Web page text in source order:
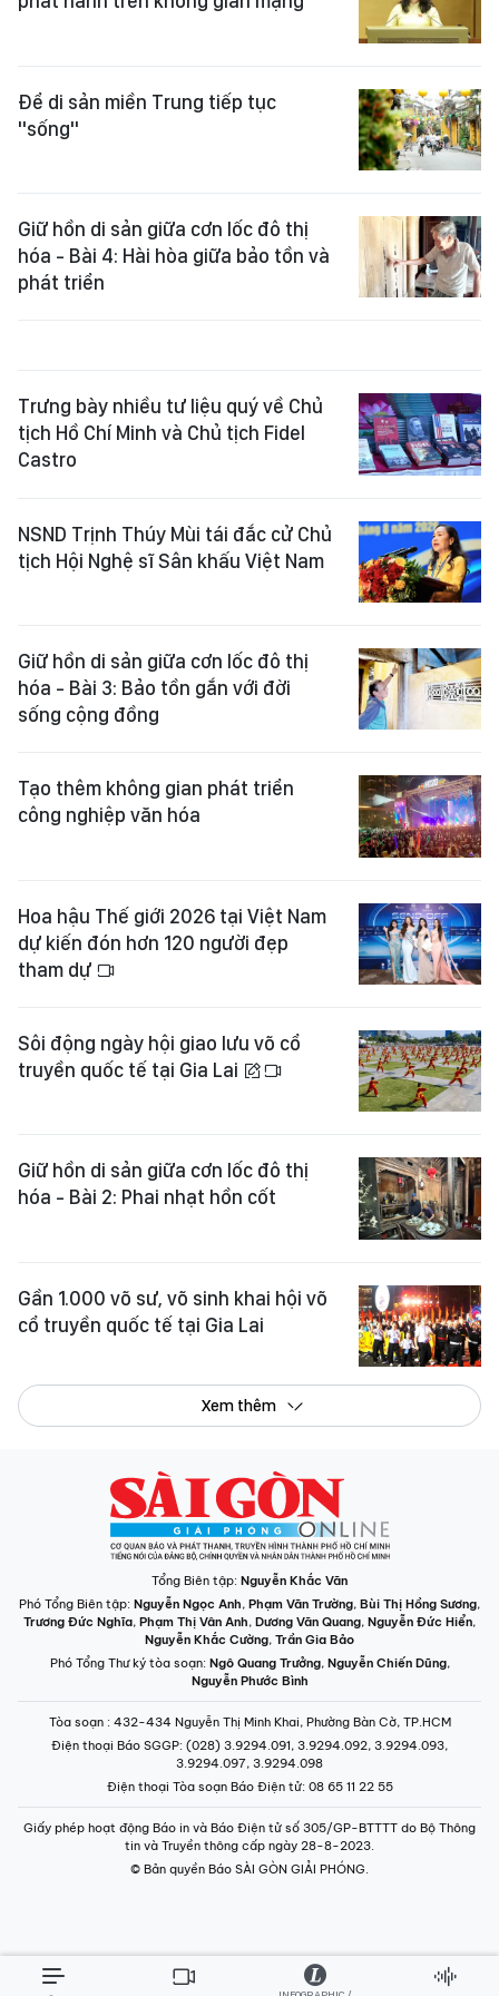
Để di sản miền Trung tiếp tục
"sống"
Giữ hồn di sản giữa cơn lốc đô thị
hóa - Bài 4: Hài hòa giữa bảo tồn và
phát triển
Trưng bày nhiều tư liệu quý về Chủ
tịch Hồ Chí Minh và Chủ tịch Fidel
Castro
NSND Trịnh Thúy Mùi tái đắc cử Chủ
tịch Hội Nghệ sĩ Sân khấu Việt Nam
Giữ hồn di sản giữa cơn lốc đô thị
hóa - Bài 3: Bảo tồn gắn với đời
sống cộng đồng
Tạo thêm không gian phát triển
công nghiệp văn hóa
Hoa hậu Thế giới 2026 tại Việt Nam
dự kiến đón hơn 120 người đẹp
tham dự
Sôi động ngày hội giao lưu võ cổ
truyền quốc tế tại Gia Lai
Giữ hồn di sản giữa cơn lốc đô thị
hóa - Bài 2: Phai nhạt hồn cốt
Gần 1.000 võ sư, võ sinh khai hội võ
cổ truyền quốc tế tại Gia Lai
Xem thêm
Tổng Biên tập: Nguyễn Khắc Văn
Phó Tổng Biên tập: Nguyễn Ngọc Anh, Phạm Văn Trường, Bùi Thị Hồng Sương,
Trương Đức Nghĩa, Phạm Thị Vân Anh, Dương Văn Quang, Nguyễn Đức Hiển,
Nguyễn Khắc Cường, Trần Gia Bảo
Phó Tổng Thư ký tòa soạn: Ngô Quang Trưởng, Nguyễn Chiến Dũng,
Nguyễn Phước Bình
Tòa soạn : 432-434 Nguyễn Thị Minh Khai, Phường Bàn Cờ, TP.HCM
Điện thoại Báo SGGP: (028) 3.9294.091, 3.9294.092, 3.9294.093,
3.9294.097, 3.9294.098
Điện thoại Tòa soạn Báo Điện tử: 08 65 11 22 55
Giấy phép hoạt động Báo in và Báo Điện tử số 305/GP-BTTTT do Bộ Thông
tin và Truyền thông cấp ngày 28-8-2023.
© Bản quyền Báo SÀI GÒN GIẢI PHÓNG.